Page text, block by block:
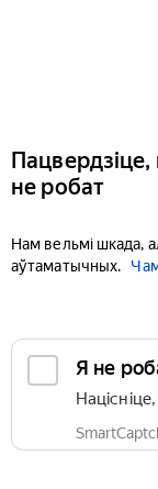
не робат
Нам вельмі шкада,
аўтаматычных.
Я не